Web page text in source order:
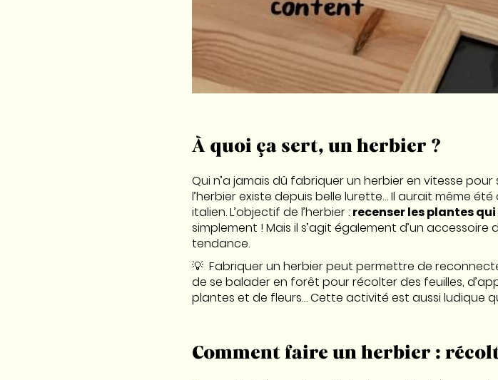
À quoi ça sert, un herbier ?
Qui n’a jamais dû fabriquer un herbier en vitesse
l’herbier existe depuis belle lurette… Il aurait même
italien. L’objectif de l’herbier : recenser les plantes
simplement ! Mais il s’agit également d’un accessoire
tendance.
💡 Fabriquer un herbier peut permettre de
de se balader en forêt pour récolter des feuilles,
plantes et de fleurs… Cette activité est aussi ludique
Comment faire un herbier :